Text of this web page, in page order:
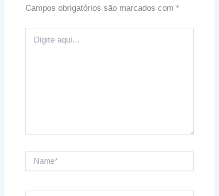
Campos obrigatórios são marcados com *
aqui...
Name*